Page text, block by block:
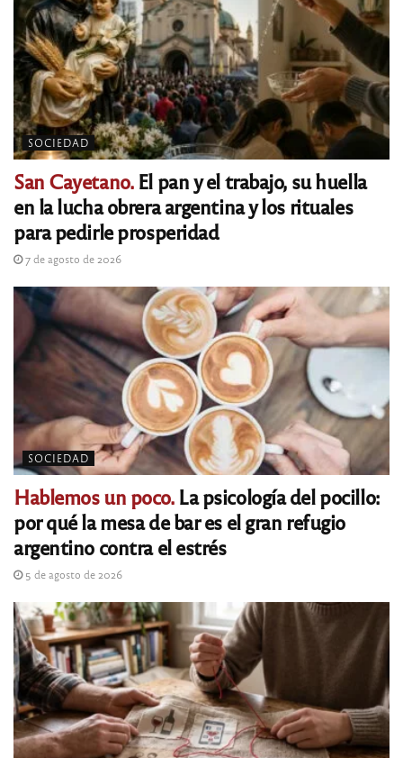
SOCIEDAD
San Cayetano.El pan y el trabajo, su huella
en la lucha obrera argentina y los rituales
para pedirle prosperidad
7 de agosto de 2026
SOCIEDAD
Hablemos un poco.La psicología del pocillo:
por qué la mesa de bar es el gran refugio
argentino contra el estrés
5 de agosto de 2026